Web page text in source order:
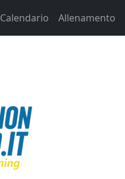
Calendario Allenamento